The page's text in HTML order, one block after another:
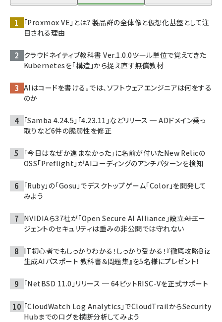
「Proxmox VE」とは? 製品群の全体像と仮想化基盤として注
目される理由
クラウドネイティブ教科書 Ver.1.0.0――ツール単位で覚えてきた
Kubernetesを「構造」から捉え直す無償教材
AIはコードを書ける。では、ソフトウェアエンジニアは何をする
のか
「Samba 4.24.5」「4.23.11」などリリース ─ ADドメイン乗っ
取りなど6件の脆弱性を修正
「今日はなぜか進まなかった」に名前が付いた――New Relicの
OSS「Preflight」がAIコーディングのアンチパターンを検知
「Ruby」の「Gosu」でデスクトップゲーム「Color」を開発して
みよう
NVIDIAら37社が「Open Secure AI Alliance」設立――AIエー
ジェントのセキュリティは重みの非公開では守れない
IT初心者でもしっかりわかる！しっかり受かる！『徹底攻略Biz
生成AIパスポート 教科書＆問題集』を5名様にプレゼント！
「NetBSD 11.0」リリース ─ 64ビットRISC-Vを正式サポート
「CloudWatch Log Analytics」でCloudTrailからSecurity
Hubまでのログを横断分析してみよう